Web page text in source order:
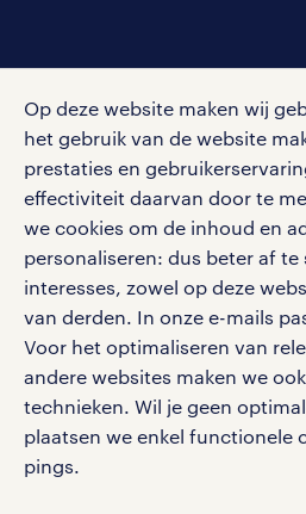
Op deze website maken wij
het gebruik van de website
prestaties en
effectiviteit daarvan door te
we cookies om de inhoud en
personaliseren: dus beter af
interesses, zowel op deze
van derden. In onze e-mails
Voor het optimaliseren van
andere websites maken we
technieken. Wil je geen
plaatsen we enkel functionele
pings.
Volg ons voor de leukste
vacatures, solliciteren en
werken bij randstad
gebruikersvoorwaarden
privacystatement
cookies
disclaimer
sitemap